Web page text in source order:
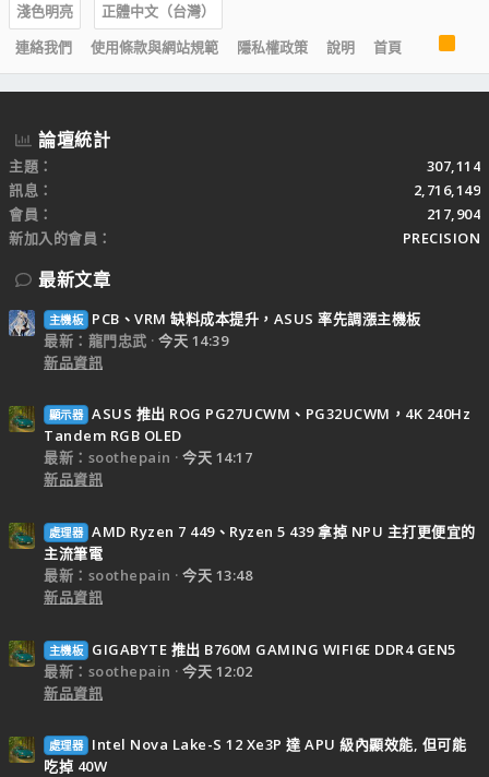
淺色明亮
正體中文（台灣）
連絡我們
使用條款與網站規範 隱私權政策 說明 首頁
S
論壇統計
主題
307,114
訊息
2,716,149
會員
217,904
新加入的會員
PRECISION
最新文章
主機板
PCB、VRM 缺料成本提升，ASUS 率先調漲主機板
最新：龍門忠武
今天 14:39
新品資訊
顯示器 ASUS 推出 ROG PG27UCWM、PG32UCWM，4K 240Hz
Tandem RGB OLED
最新：soothepain
今天 14:17
新品資訊
處理器 AMD Ryzen 7 449、Ryzen 5 439 拿掉 NPU 主打更便宜的
主流筆電
最新：soothepain
今天 13:48
新品資訊
主機板
GIGABYTE 推出 B760M GAMING WIFI6E DDR4 GEN5
最新：soothepain
今天 12:02
新品資訊
處理器
Intel Nova Lake-S 12 Xe3P 達 APU 級內顯效能, 但可能
吃掉 40W